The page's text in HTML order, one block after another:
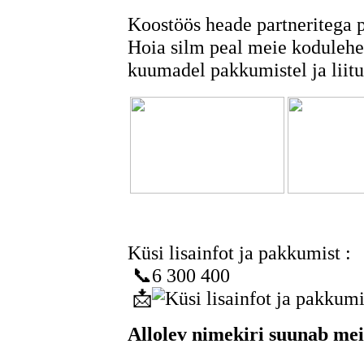
Koostöös heade partneritega
Hoia silm peal meie
kuumadel pakkumistel ja
Küsi lisainfot ja pakkumist :
📞6 300 400
📩
Allolev nimekiri suunab